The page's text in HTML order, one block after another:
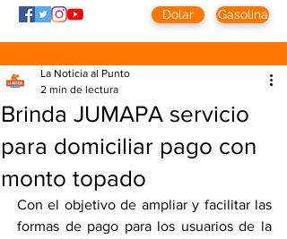
Dolar Gasolina
Brinda JUMAPA servicio
para domiciliar pago con
monto topado
La Noticia al Punto
2 min de lectura
Con el objetivo de ampliar y facilitar las
formas de pago para los usuarios de la